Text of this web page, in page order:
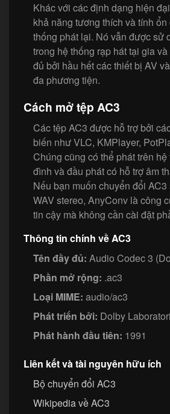
Khác với các định dạng hiện
khả năng tương thích và tính
thống phát lại. Nó vẫn được sử
trong hệ thống rạp hát tại gia
đủ bởi hầu hết các thiết bị AV
đa phương tiện.
Cách mở tệp AC3
Các tệp AC3 được hỗ trợ bởi
biến như VLC, KMPlayer,
Chúng cũng có thể phát trên
đình và đầu phát có hỗ trợ âm
Nếu bạn muốn chuyển đổi
WAV stereo, AnyConv là công
tin cậy mà không cần cài đặt
Thông tin chính về AC3
Tên đầy đủ: Audio Codec 3
Phần mở rộng: .ac3
Loại MIME: audio/ac3
Phát triển bởi: Dolby
Phát hành đầu tiên: 1991
Liên kết và tài nguyên hữu ích
Bộ chuyển đổi AC3
Wikipedia về AC3